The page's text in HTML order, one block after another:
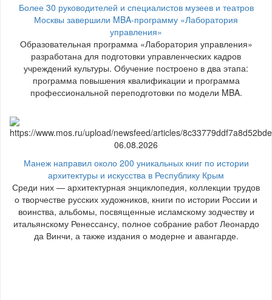
Более 30 руководителей и специалистов музеев и театров
Москвы завершили MBA-программу «Лаборатория
управления»
Образовательная программа «Лаборатория управления»
разработана для подготовки управленческих кадров
учреждений культуры. Обучение построено в два этапа:
программа повышения квалификации и программа
профессиональной переподготовки по модели MBA.
06.08.2026
Манеж направил около 200 уникальных книг по истории
архитектуры и искусства в Республику Крым
Среди них — архитектурная энциклопедия, коллекции трудов
о творчестве русских художников, книги по истории России и
воинства, альбомы, посвященные исламскому зодчеству и
итальянскому Ренессансу, полное собрание работ Леонардо
да Винчи, а также издания о модерне и авангарде.